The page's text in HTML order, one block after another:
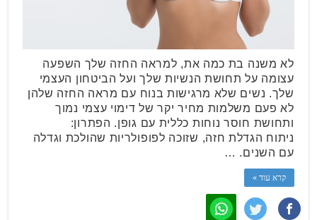
לא משנה בת כמה את, למראה החזה שלך השפעה
עצומה על תחושת הנשיות שלך ועל הביטחון העצמי
שלך. נשים שלא מרגישות בנוח עם מראה החזה שלהן
לא פעם משלמות מחיר יקר של דימוי עצמי נמוך
ותחושת חוסר נוחות כללית עם גופן. הפתרון:
ניתוח הגדלת חזה, שזוכה לפופולריות שהולכת וגדלה
עם השנים. …
קרא עוד »